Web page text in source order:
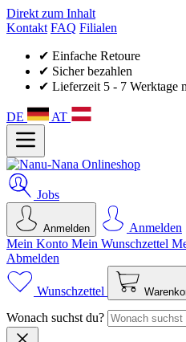
Direkt zum Inhalt
Kontakt FAQ Filialen
✔ Einfache Retoure
✔ Sicher bezahlen
✔ Lieferzeit 5 - 7 Werktage
DE AT
Jobs
Anmelden
Anmelden
Mein Konto Mein Wunsch­zettel
Abmelden
Wunschzettel
Wonach suchst du?